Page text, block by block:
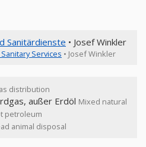
Sanitärdienste • Josef Winkler
Services • Josef Winkler
distribution
außer Erdöl Mixed natural
petroleum
animal disposal